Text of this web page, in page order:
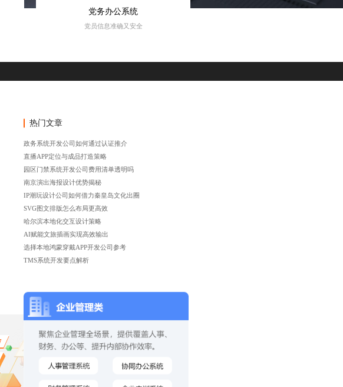
党务办公系统
党员信息准确又安全
热门文章
政务系统开发公司如何通过认证推介
直播APP定位与成品打造策略
园区门禁系统开发公司费用清单透明吗
南京演出海报设计优势揭秘
IP潮玩设计公司如何借力秦皇岛文化出圈
SVG图文排版怎么布局更高效
哈尔滨本地化交互设计策略
AI赋能文旅插画实现高效输出
选择本地鸿蒙穿戴APP开发公司参考
TMS系统开发要点解析